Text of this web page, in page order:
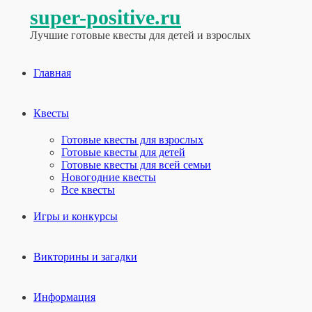
super-positive.ru
Лучшие готовые квесты для детей и взрослых
Главная
Квесты
Готовые квесты для взрослых
Готовые квесты для детей
Готовые квесты для всей семьи
Новогодние квесты
Все квесты
Игры и конкурсы
Викторины и загадки
Информация